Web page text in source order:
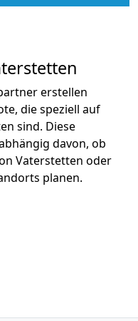
erstellen
die speziell auf
sind. Diese
davon, ob
Vaterstetten oder
planen.